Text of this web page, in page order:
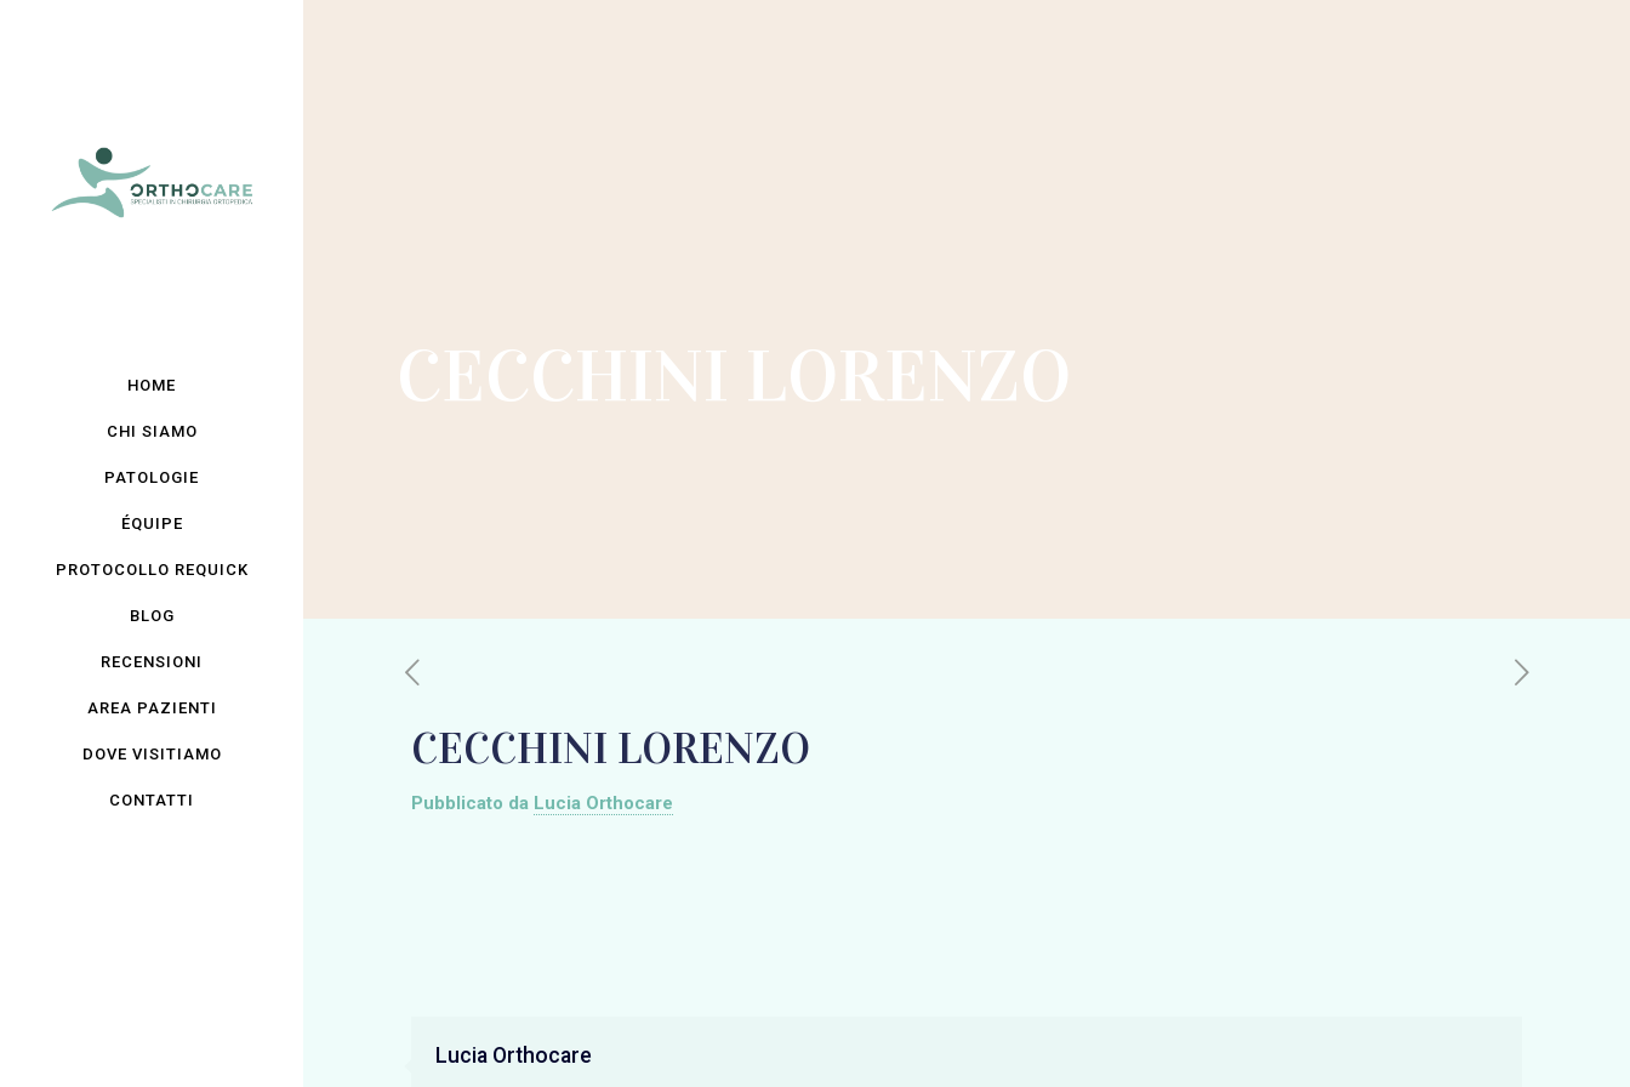
HOME
CHI SIAMO
PATOLOGIE
ÉQUIPE
PROTOCOLLO REQUICK
BLOG
RECENSIONI
AREA PAZIENTI
DOVE VISITIAMO
CONTATTI
CECCHINI LORENZO
CECCHINI LORENZO
Pubblicato da Lucia Orthocare
Lucia Orthocare